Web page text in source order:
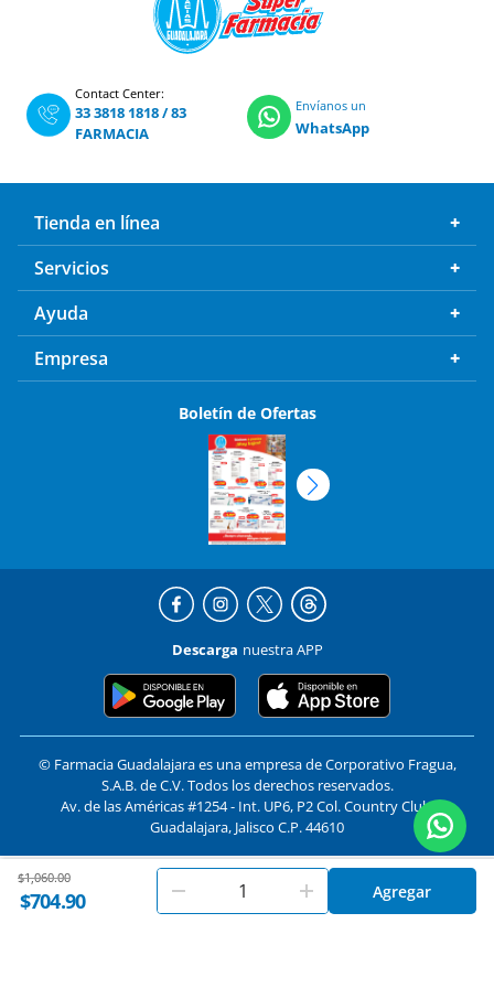
Price reduced from
$1,060.00to
$704.90 Agregar
Contact Center:
33 3818 1818/83
FARMACIA
Envíanos un
WhatsApp
Tienda en línea
Servicios
Ayuda
Empresa
Boletín de Ofertas
Descarga nuestra APP
© Farmacia Guadalajara es una empresa de Corporativo Fragua,
S.A.B. de C.V. Todos los derechos reservados.
Av. de las Américas #1254 - Int. UP6, P2 Col. Country Club,
Guadalajara, Jalisco C.P. 44610
Formas de pago y compra segura
EnFarmacias Guadalajara
utilizamos cookies. Al utilizar
este sitio, aceptas nuestros
términos y condiciones Aceptar